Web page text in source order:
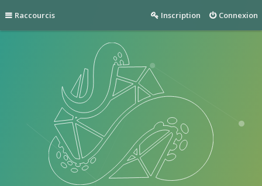
Raccourcis Connexion
Inscription